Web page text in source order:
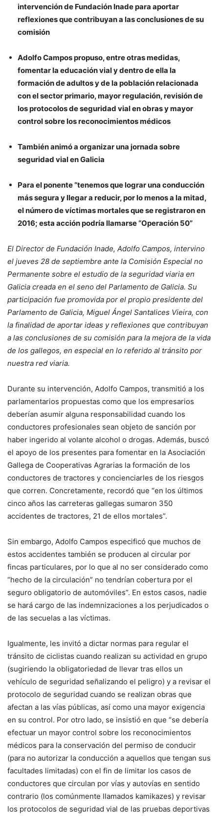
intervención de Fundación Inade para aportar
reflexiones que contribuyan a las conclusiones de su
comisión
Adolfo Campos propuso, entre otras medidas,
fomentar la educación vial y dentro de ella la
formación de adultos y de la población relacionada
con el sector primario, mayor regulación, revisión de
los protocolos de seguridad vial en obras y mayor
control sobre los reconocimientos médicos
También animó a organizar una jornada sobre
seguridad vial en Galicia
Para el ponente “tenemos que lograr una conducción
más segura y llegar a reducir, por lo menos a la mitad,
el número de víctimas mortales que se registraron en
2016; esta acción podría llamarse “Operación 50”
El Director de Fundación Inade, Adolfo Campos, intervino
el jueves 28 de septiembre ante la Comisión Especial no
Permanente sobre el estudio de la seguridad viaria en
Galicia creada en el seno del Parlamento de Galicia. Su
participación fue promovida por el propio presidente del
Parlamento de Galicia, Miguel Ángel Santalices Vieira, con
la finalidad de aportar ideas y reflexiones que contribuyan
a las conclusiones de su comisión para la mejora de la vida
de los gallegos, en especial en lo referido al tránsito por
nuestra red viaria.
Durante su intervención, Adolfo Campos, transmitió a los
parlamentarios propuestas como que los empresarios
deberían asumir alguna responsabilidad cuando los
conductores profesionales sean objeto de sanción por
haber ingerido al volante alcohol o drogas. Además, buscó
el apoyo de los presentes para fomentar en la Asociación
Gallega de Cooperativas Agrarias la formación de los
conductores de tractores y concienciarles de los riesgos
que corren. Concretamente, recordó que “en los últimos
cinco años las carreteras gallegas sumaron 350
accidentes de tractores, 21 de ellos mortales”.
Sin embargo, Adolfo Campos especificó que muchos de
estos accidentes también se producen al circular por
fincas particulares, por lo que al no ser considerado como
“hecho de la circulación” no tendrían cobertura por el
seguro obligatorio de automóviles”. En estos casos, nadie
se hará cargo de las indemnizaciones a los perjudicados o
de las secuelas a las víctimas.
Igualmente, les invitó a dictar normas para regular el
tránsito de ciclistas cuando realizan su actividad en grupo
(sugiriendo la obligatoriedad de llevar tras ellos un
vehículo de seguridad señalizando el peligro) y a revisar el
protocolo de seguridad cuando se realizan obras que
afectan a las vías públicas, así como una mayor exigencia
en su control. Por otro lado, se insistió en que “se debería
efectuar un mayor control sobre los reconocimientos
médicos para la conservación del permiso de conducir
(para no autorizar la conducción a aquellos que tengan sus
facultades limitadas) con el fin de limitar los casos de
conductores que circulan por vías y autovías en sentido
contrario (los comúnmente llamados kamikazes) y revisar
los protocolos de seguridad vial de las pruebas deportivas